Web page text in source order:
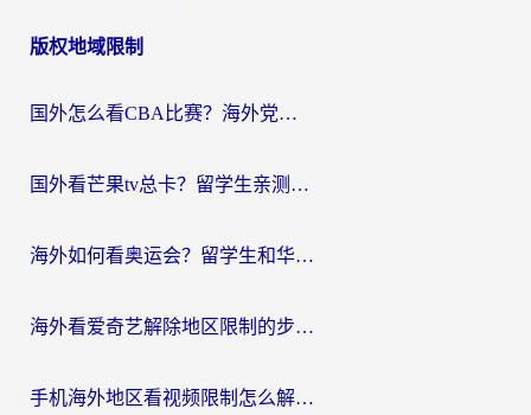
导
版权地域限制
国外怎么看CBA比赛？海外党专属体育直播指南，告别地区限制看球自由
国外看芒果tv总卡？留学生亲测：3步解决地域限制+流畅追剧攻略
海外如何看奥运会？留学生和华人必藏的体育赛事观看终极指南
海外看爱奇艺解除地区限制的步骤与注意事项详解：留学生必看的无卡顿追剧指南
手机海外地区看视频限制怎么解决？海外党追剧看片的实用指南